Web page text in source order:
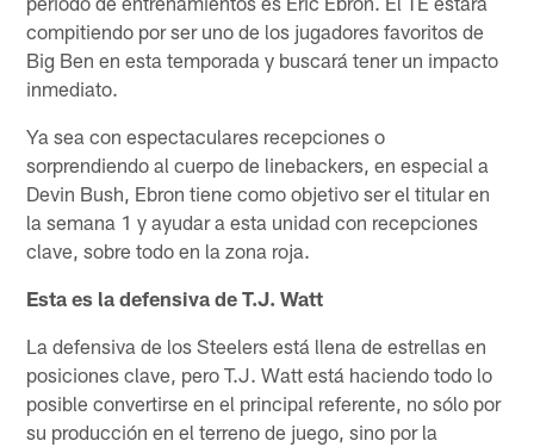
compitiendo por ser uno de los jugadores favoritos de
Big Ben en esta temporada y buscará tener un impacto
inmediato.
Ya sea con espectaculares recepciones o
sorprendiendo al cuerpo de linebackers, en especial a
Devin Bush, Ebron tiene como objetivo ser el titular en
la semana 1 y ayudar a esta unidad con recepciones
clave, sobre todo en la zona roja.
Esta es la defensiva de T.J. Watt
La defensiva de los Steelers está llena de estrellas en
posiciones clave, pero T.J. Watt está haciendo todo lo
posible convertirse en el principal referente, no sólo por
su producción en el terreno de juego, sino por la